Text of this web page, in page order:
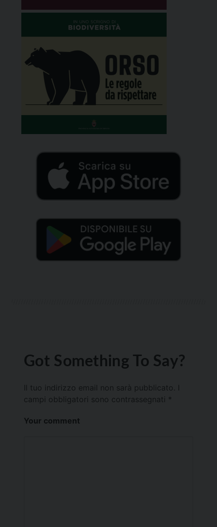
Got Something To Say?
Il tuo indirizzo email non sarà pubblicato.
campi obbligatori sono contrassegnati *
Your comment